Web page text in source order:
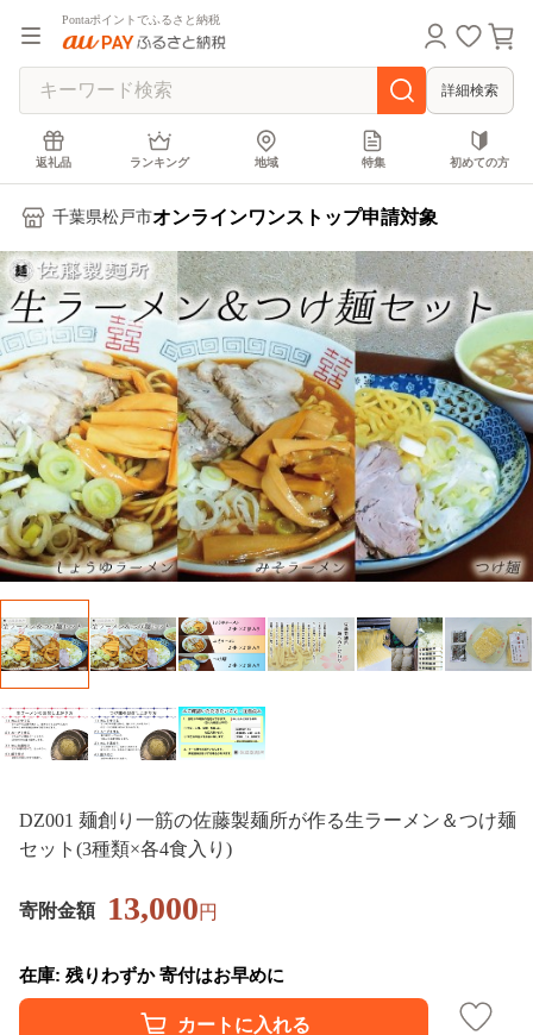
Pontaポイントでふるさと納税
詳細検索
返礼品 ランキング 地域 特集 初めての方
千葉県松戸市オンラインワンストップ申請対象
DZ001 麺創り一筋の佐藤製麺所が作る生ラーメン＆つけ麺
セット(3種類×各4食入り)
寄附金額 13,000円
在庫: 残りわずか 寄付はお早めに